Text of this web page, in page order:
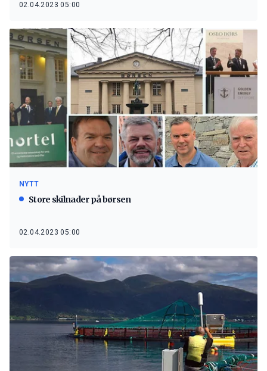
02.04.2023 05:00
NYTT
Store skilnader på børsen
02.04.2023 05:00